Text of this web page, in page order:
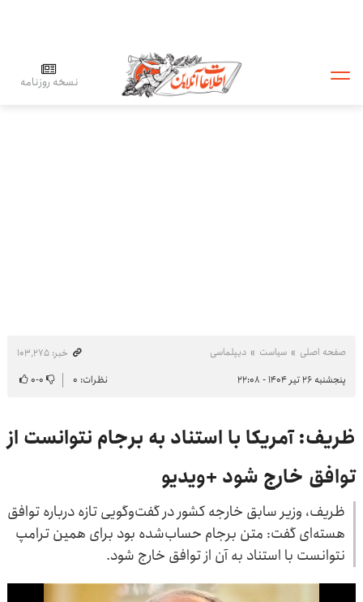
نسخه روزنامه
صفحه اصلی سیاست دیپلماسی
خبر: ۱۰۳٬۲۷۵
پنجشنبه ۲۶ تیر ۱۴۰۴ - ۲۲:۰۸
نظرات: ۰ ۰-۰
ظریف: آمریکا با استناد به برجام نتوانست از
توافق خارج شود +ویدیو
ظریف، وزیر سابق خارجه کشور در گفت‌وگویی تازه درباره توافق
هسته‌ای گفت: متن برجام حساب‌شده بود برای همین ترامپ
نتوانست با استناد به آن از توافق خارج شود.